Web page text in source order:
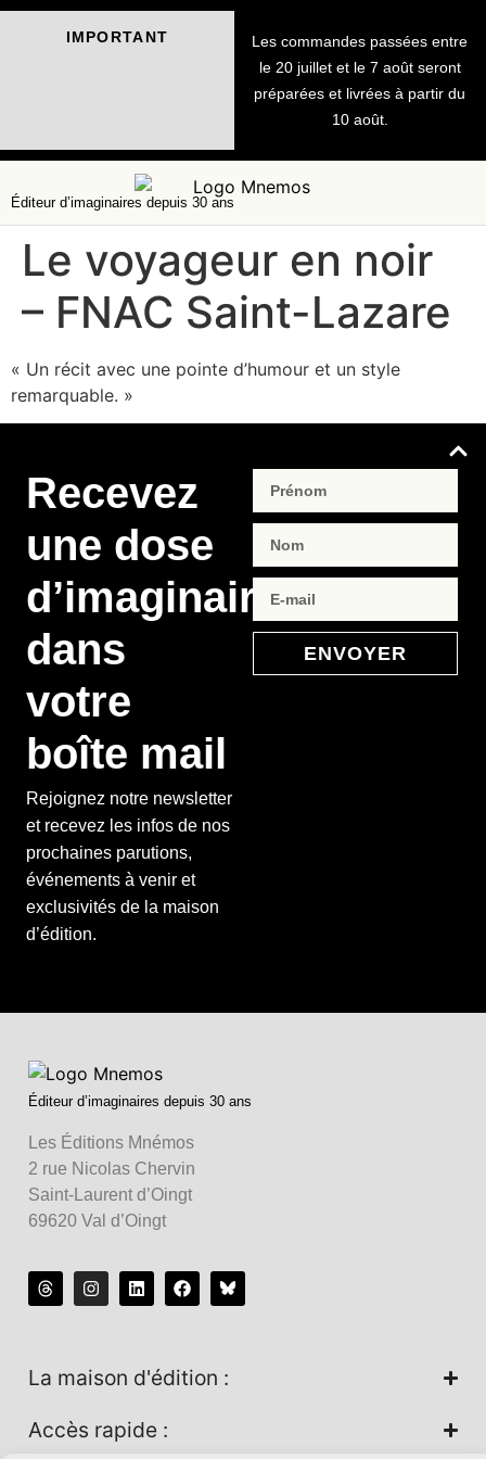
IMPORTANT
Les commandes passées entre
le 20 juillet et le 7 août seront
préparées et livrées à partir du
10 août.
Éditeur d’imaginaires depuis 30 ans
Le voyageur en noir
– FNAC Saint-Lazare
« Un récit avec une pointe d’humour et un style
remarquable. »
Recevez
une dose
d’imaginaire
dans
votre
boîte mail
Rejoignez notre newsletter
et recevez les infos de nos
prochaines parutions,
événements à venir et
exclusivités de la maison
d’édition.
ENVOYER
Éditeur d’imaginaires depuis 30 ans
Les Éditions Mnémos
2 rue Nicolas Chervin
Saint-Laurent d’Oingt
69620 Val d’Oingt
La maison d'édition :
Accès rapide :